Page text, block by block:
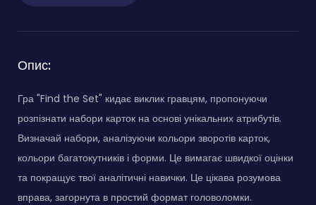
Опис:
Гра "Find the Set" кидає виклик гравцям, пропонуючи
розпізнати набори карток на основі унікальних атрибутів.
Визначай набори, аналізуючи кольори зворотів карток,
кольори багатокутників і форми. Це вимагає швидкої оцінки
та покращує твої аналітичні навички. Це цікава розумова
вправа, загорнута в простий формат головоломки.